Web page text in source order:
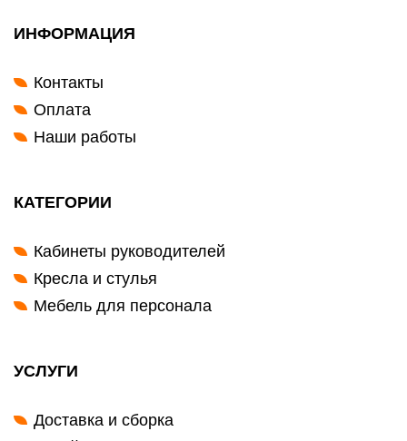
ИНФОРМАЦИЯ
Контакты
Оплата
Наши работы
КАТЕГОРИИ
Кабинеты руководителей
Кресла и стулья
Мебель для персонала
УСЛУГИ
Доставка и сборка